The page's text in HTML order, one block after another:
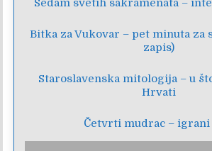
Sedam svetih sakramenata –
Bitka za Vukovar – pet minuta za
zapis)
Staroslavenska mitologija – u
Hrvati
Četvrti mudrac –